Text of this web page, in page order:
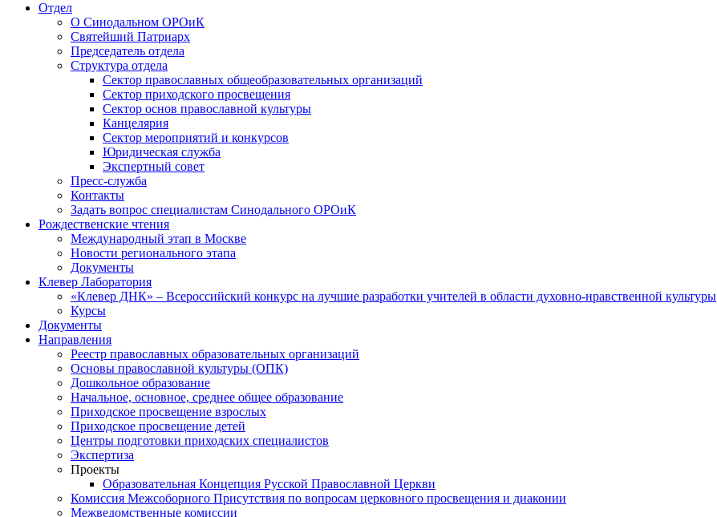
Отдел
О Синодальном ОРОиК
Святейший Патриарх
Председатель отдела
Структура отдела
Сектор православных общеобразовательных организаций
Сектор приходского просвещения
Сектор основ православной культуры
Канцелярия
Сектор мероприятий и конкурсов
Юридическая служба
Экспертный совет
Пресс-служба
Контакты
Задать вопрос специалистам Синодального ОРОиК
Рождественские чтения
Международный этап в Москве
Новости регионального этапа
Документы
Клевер Лаборатория
«Клевер ДНК» – Всероссийский конкурс на лучшие разработки учителей в области духовно-нравственной культуры
Курсы
Документы
Направления
Реестр православных образовательных организаций
Основы православной культуры (ОПК)
Дошкольное образование
Начальное, основное, среднее общее образование
Приходское просвещение взрослых
Приходское просвещение детей
Центры подготовки приходских специалистов
Экспертиза
Проекты
Образовательная Концепция Русской Православной Церкви
Комиссия Межсоборного Присутствия по вопросам церковного просвещения и диаконии
Межведомственные комиссии